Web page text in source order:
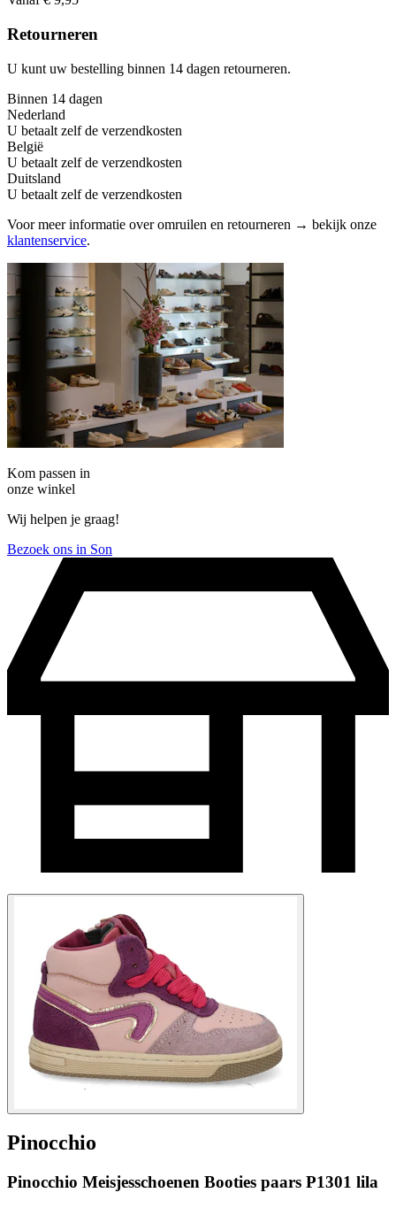
Retourneren
U kunt uw bestelling binnen 14 dagen retourneren.
Binnen 14 dagen
Nederland
U betaalt zelf de verzendkosten
België
U betaalt zelf de verzendkosten
Duitsland
U betaalt zelf de verzendkosten
Voor meer informatie over omruilen en retourneren → bekijk onze
klantenservice.
Kom passen in
onze winkel
Wij helpen je graag!
Bezoek ons in Son
Pinocchio
Pinocchio Meisjesschoenen Booties paars P1301 lila